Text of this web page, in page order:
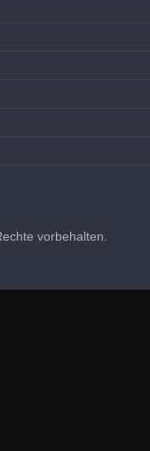
vorbehalten.